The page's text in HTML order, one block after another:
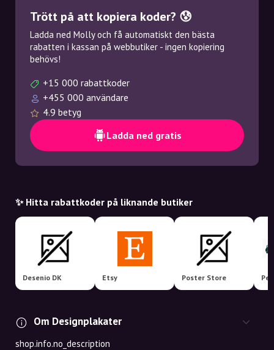
Trött på att kopiera koder? 😰
Ladda ned Molly och få automatiskt den bästa
rabatten i kassan på webbutiker - ingen kopiering
behövs!
+15 000 rabattkoder
+455 000 användare
4.9 betyg
Ladda ned gratis
✨ Hitta rabattkoder på liknande butiker
Desenio DK Etsy Poster Store
Om Designplakater
shop.info.no_description